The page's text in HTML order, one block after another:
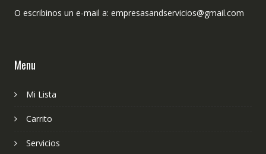
O escribinos un e-mail a: empresasandservicios@gmail.com
Menu
Mi Lista
Carrito
Servicios